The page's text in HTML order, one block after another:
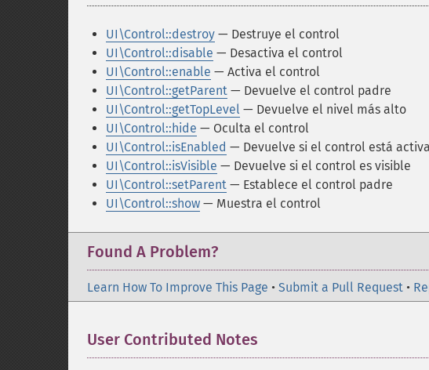
UI\Control::destroy — Destruye el control
UI\Control::disable — Desactiva el control
UI\Control::enable — Activa el control
UI\Control::getParent — Devuelve el control padre
UI\Control::getTopLevel — Devuelve el nivel más alto
UI\Control::hide — Oculta el control
UI\Control::isEnabled — Devuelve si el control está
UI\Control::isVisible — Devuelve si el control es visible
UI\Control::setParent — Establece el control padre
UI\Control::show — Muestra el control
Found A Problem?
Learn How To Improve This Page • Submit a Pull Request •
User Contributed Notes